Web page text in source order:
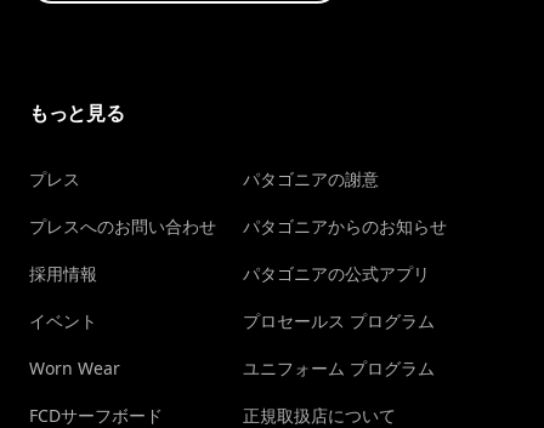
もっと見る
プレス
プレスへのお問い合わせ
採用情報
イベント
Worn Wear
FCDサーフボード
パタゴニアの謝意
パタゴニアからのお知らせ
パタゴニアの公式アプリ
プロセールス プログラム
ユニフォーム プログラム
正規取扱店について